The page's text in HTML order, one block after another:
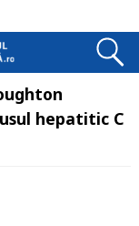
hepatitic C